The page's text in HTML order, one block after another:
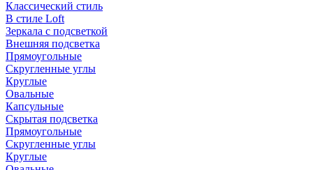
Классический стиль
В стиле Loft
Зеркала с подсветкой
Внешняя подсветка
Прямоугольные
Скругленные углы
Круглые
Овальные
Капсульные
Скрытая подсветка
Прямоугольные
Скругленные углы
Круглые